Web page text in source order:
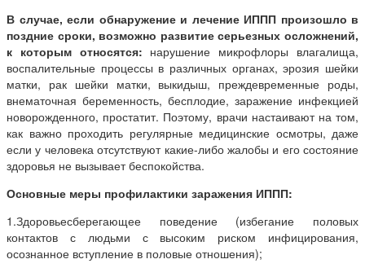
В случае, если обнаружение и лечение ИППП произошло в
поздние сроки, возможно развитие серьезных осложнений,
к которым относятся: нарушение микрофлоры влагалища,
воспалительные процессы в различных органах, эрозия шейки
матки, рак шейки матки, выкидыш, преждевременные роды,
внематочная беременность, бесплодие, заражение инфекцией
новорожденного, простатит. Поэтому, врачи настаивают на том,
как важно проходить регулярные медицинские осмотры, даже
если у человека отсутствуют какие-либо жалобы и его состояние
здоровья не вызывает беспокойства.
Основные меры профилактики заражения ИППП:
1.Здоровьесберегающее поведение (избегание половых
контактов с людьми с высоким риском инфицирования,
осознанное вступление в половые отношения);